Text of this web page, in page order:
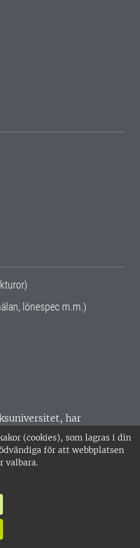
(cookies), som lagras i din
för att webbplatsen
valbara.
lönespec m.m.)
har
Huvudorter är
SLU är
14001. •
202100-2817 •
av